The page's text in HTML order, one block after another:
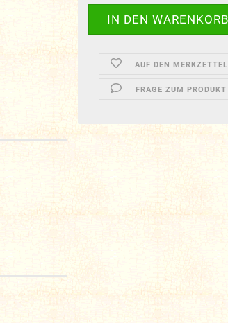
AUF DEN MERKZETTEL
FRAGE ZUM PRODUKT